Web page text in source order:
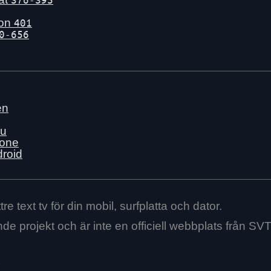
401
656
text tv för din mobil, surfplatta och dator.
projekt och är inte en officiell webbplats från